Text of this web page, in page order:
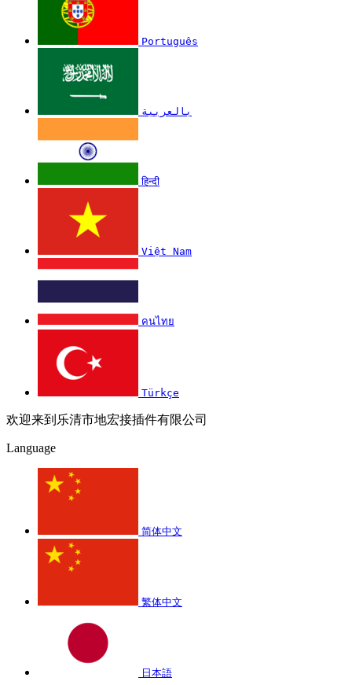
Português
بالعربية
हिन्दी
Việt Nam
คนไทย
Türkçe
欢迎来到乐清市地宏接插件有限公司
Language
简体中文
繁体中文
日本語